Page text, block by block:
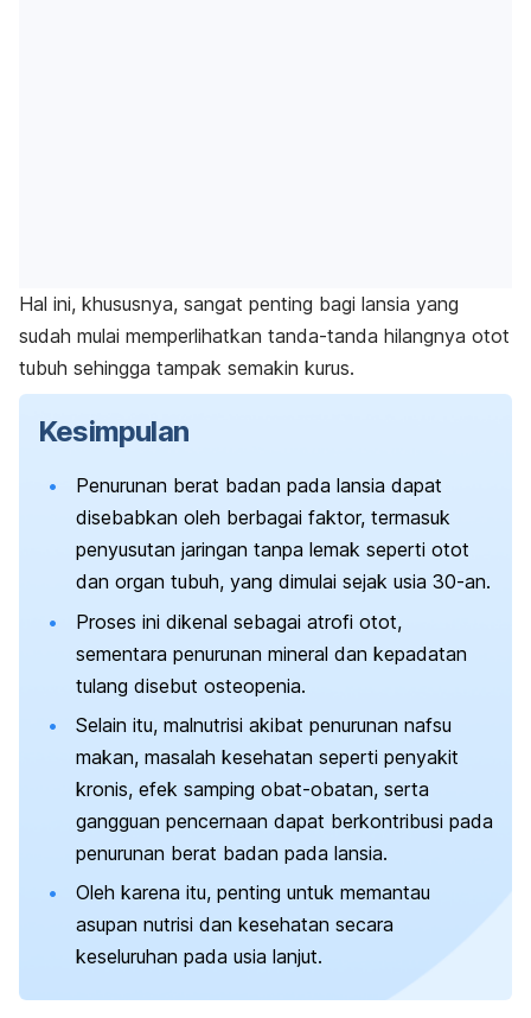
Hal ini, khususnya, sangat penting bagi lansia yang
sudah mulai memperlihatkan tanda-tanda hilangnya otot
tubuh sehingga tampak semakin kurus.
Kesimpulan
Penurunan berat badan pada lansia dapat
disebabkan oleh berbagai faktor, termasuk
penyusutan jaringan tanpa lemak seperti otot
dan organ tubuh, yang dimulai sejak usia 30-an.
Proses ini dikenal sebagai atrofi otot,
sementara penurunan mineral dan kepadatan
tulang disebut osteopenia.
Selain itu, malnutrisi akibat penurunan nafsu
makan, masalah kesehatan seperti penyakit
kronis, efek samping obat-obatan, serta
gangguan pencernaan dapat berkontribusi pada
penurunan berat badan pada lansia.
Oleh karena itu, penting untuk memantau
asupan nutrisi dan kesehatan secara
keseluruhan pada usia lanjut.